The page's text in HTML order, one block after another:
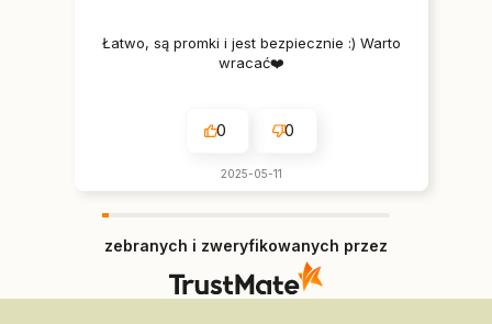
Łatwo, są promki i jest bezpiecznie :) Warto
wracać❤️
0 0
2025-05-11
zebranych i zweryfikowanych przez